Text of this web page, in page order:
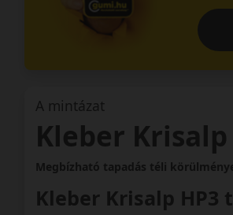
A mintázat
Kleber Krisalp
Megbízható tapadás téli
Kleber Krisalp